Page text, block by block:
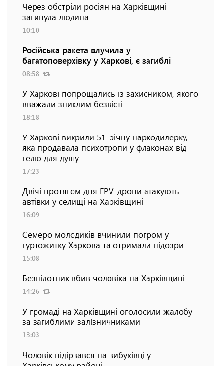
Через обстріли росіян на Харківщині
загинула людина
10:10
Російська ракета влучила у
багатоповерхівку у Харкові, є загиблі
08:58
У Харкові попрощались із захисником, якого
вважали зниклим безвісті
18:18
У Харкові викрили 51-річну наркодилерку,
яка продавала психотропи у флаконах від
гелю для душу
17:23
Двічі протягом дня FPV-дрони атакують
автівки у селищі на Харківщині
16:09
Семеро молодиків вчинили погром у
гуртожитку Харкова та отримали підозри
15:08
Безпілотник вбив чоловіка на Харківщині
14:26
У громаді на Харківщині оголосили жалобу
за загиблими залізничниками
13:03
Чоловік підірвався на вибухівці у